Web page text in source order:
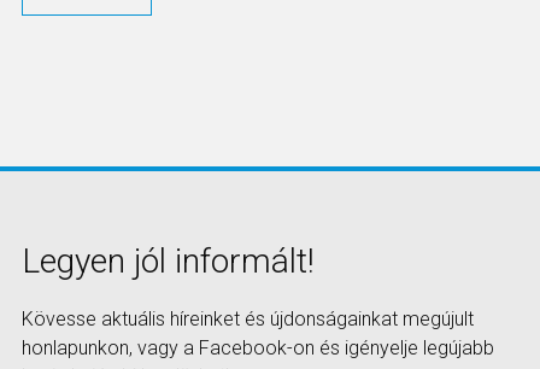
Legyen jól informált!
Kövesse aktuális híreinket és újdonságainkat megújult
honlapunkon, vagy a Facebook-on és igényelje legújabb